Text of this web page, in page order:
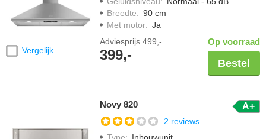
Vergelijk
Breedte: 90 cm
Met motor: Ja
Adviesprijs 499,-
399,-
Op voorraad
Bestel
Novy 820 A+
2 reviews